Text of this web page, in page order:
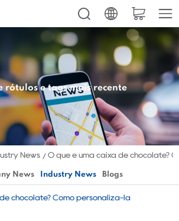
rótulos e tags mais recente
News O que é uma caixa de chocolate?
News Industry News Blogs
chocolate? Como personalizá-la